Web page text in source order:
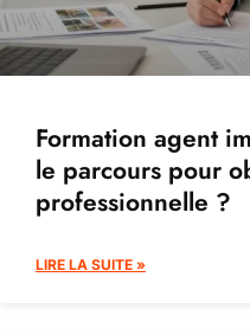
Formation agent
le parcours pour
professionnelle ?
LIRE LA SUITE »